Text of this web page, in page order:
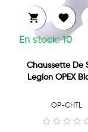
En stock: 10
 
Chaussette De
Legion OPEX
OP-CHTL